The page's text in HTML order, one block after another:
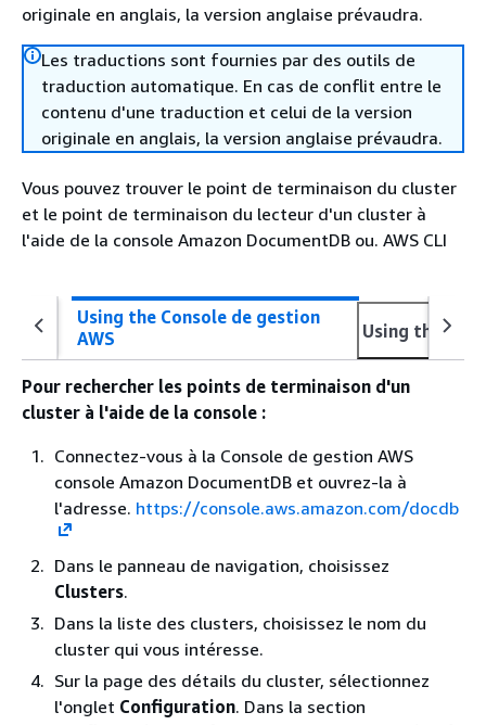
originale en anglais, la version anglaise prévaudra.
Les traductions sont fournies par des outils de
traduction automatique. En cas de conflit entre le
contenu d'une traduction et celui de la version
originale en anglais, la version anglaise prévaudra.
Vous pouvez trouver le point de terminaison du cluster
et le point de terminaison du lecteur d'un cluster à
l'aide de la console Amazon DocumentDB ou. AWS CLI
Using the Console de gestion
AWS
Using the
Pour rechercher les points de terminaison d'un
cluster à l'aide de la console :
Connectez-vous à la Console de gestion AWS
console Amazon DocumentDB et ouvrez-la à
l'adresse. https://console.aws.amazon.com/docdb
Dans le panneau de navigation, choisissez
Clusters.
Dans la liste des clusters, choisissez le nom du
cluster qui vous intéresse.
Sur la page des détails du cluster, sélectionnez
l'onglet Configuration. Dans la section